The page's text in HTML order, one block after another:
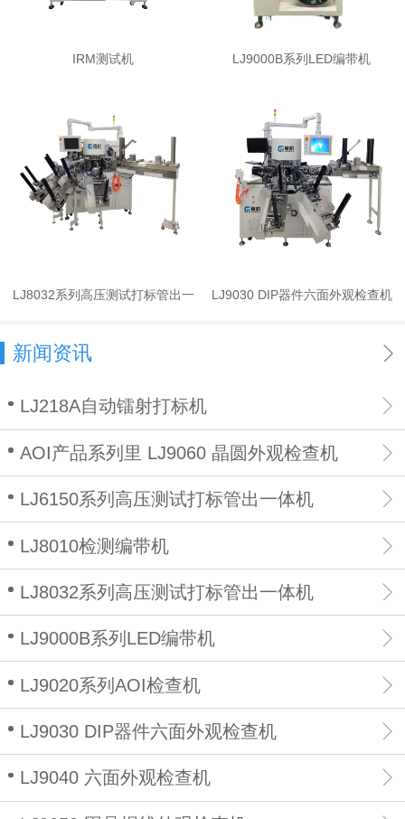
IRM测试机 LJ9000B系列LED编带机
LJ8032系列高压测试打标管出一 LJ9030 DIP器件六面外观检查机
新闻资讯
LJ218A自动镭射打标机
AOI产品系列里 LJ9060 晶圆外观检查机
LJ6150系列高压测试打标管出一体机
LJ8010检测编带机
LJ8032系列高压测试打标管出一体机
LJ9000B系列LED编带机
LJ9020系列AOI检查机
LJ9030 DIP器件六面外观检查机
LJ9040 六面外观检查机